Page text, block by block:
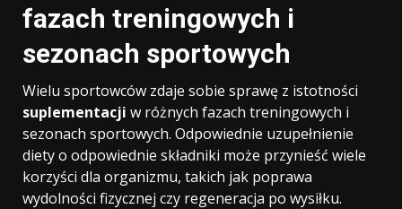
fazach treningowych i
sezonach sportowych
Wielu sportowców zdaje sobie sprawę z istotności
suplementacji w różnych fazach treningowych i
sezonach sportowych. Odpowiednie uzupełnienie
diety o odpowiednie składniki może przynieść wiele
korzyści dla organizmu, takich jak poprawa
wydolności fizycznej czy regeneracja po wysiłku.